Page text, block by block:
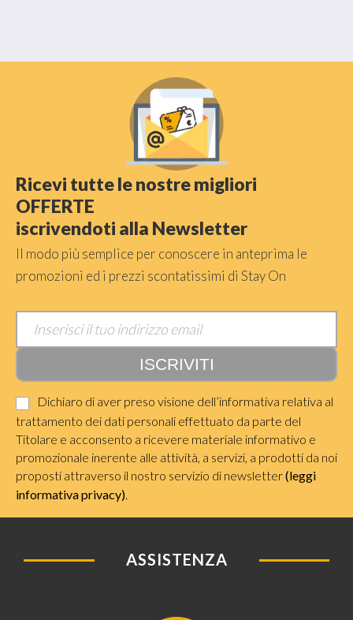
Ricevi tutte le nostre migliori
OFFERTE
iscrivendoti alla Newsletter
Il modo più semplice per conoscere in anteprima le
promozioni ed i prezzi scontatissimi di Stay On
Dichiaro di aver preso visione dell’informativa relativa al
trattamento dei dati personali effettuato da parte del
Titolare e acconsento a ricevere materiale informativo e
promozionale inerente alle attività, a servizi, a prodotti da noi
proposti attraverso il nostro servizio di newsletter(leggi
informativa privacy)
ASSISTENZA